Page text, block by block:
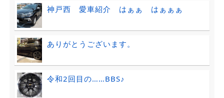
神戸西 愛車紹介 はぁぁ はぁぁぁ
ありがとうございます。
令和2回目の……BBS♪